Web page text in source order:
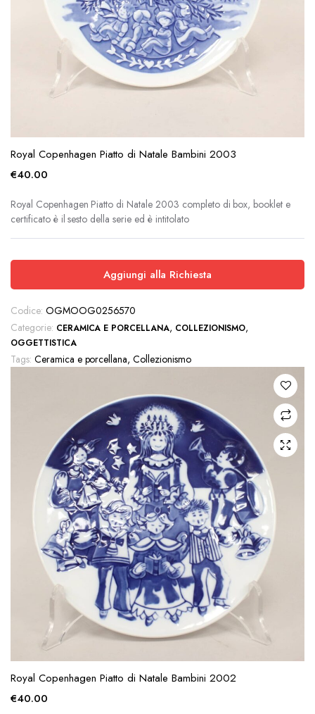
Royal Copenhagen Piatto di Natale Bambini 2003
€40.00
Royal Copenhagen Piatto di Natale 2003 completo di box, booklet e
certificato è il sesto della serie ed è intitolato
Aggiungi alla Richiesta
Codice: OGMOOG0256570
Categorie: CERAMICA E PORCELLANA, COLLEZIONISMO,
OGGETTISTICA
Tags: Ceramica e porcellana,Collezionismo
Royal Copenhagen Piatto di Natale Bambini 2002
€40.00